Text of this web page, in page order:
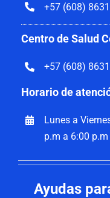
+57 (608)
Centro de Salud
+57 (608)
Horario de
Lunes a
p.m a 6:00 p.m
Ayudas